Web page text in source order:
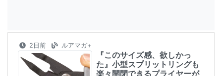
2日前 ルアマガ+
『このサイズ感、欲しかっ
た』小型スプリットリングも
楽々開閉できるプライヤーが